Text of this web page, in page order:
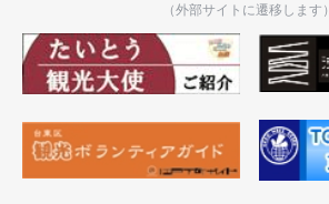
（外部サイトに遷移します）